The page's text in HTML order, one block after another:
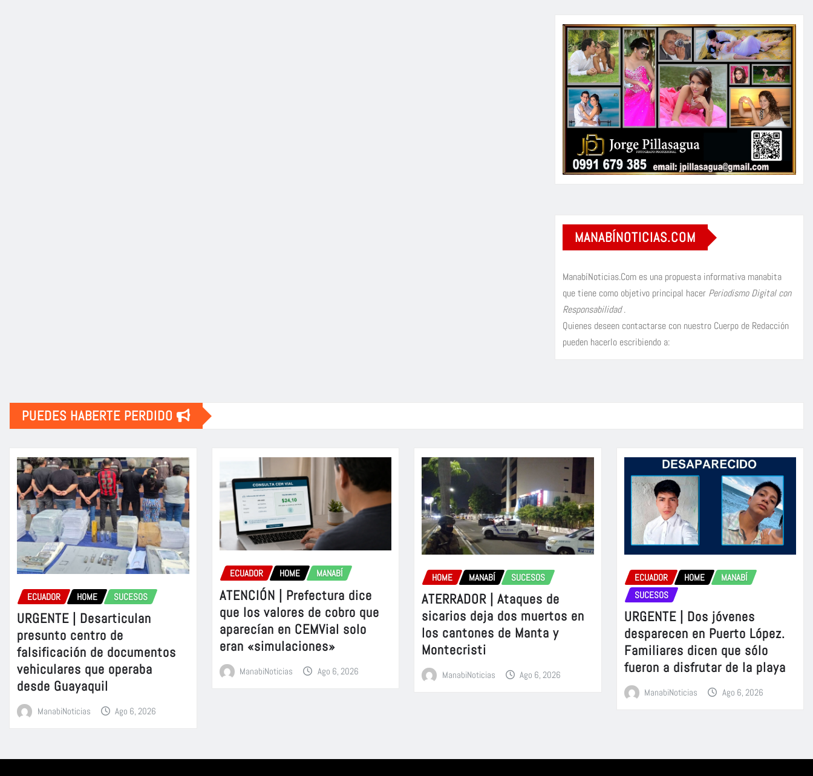
MANABÍNOTICIAS.COM
ManabíNoticias.Com es una propuesta informativa manabita
que tiene como objetivo principal hacer Periodismo Digital con
Responsabilidad.
Quienes deseen contactarse con nuestro Cuerpo de Redacción
pueden hacerlo escribiendo a:
PUEDES HABERTE PERDIDO
ECUADOR HOME SUCESOS
URGENTE | Desarticulan
presunto centro de
falsificación de documentos
vehiculares que operaba
desde Guayaquil
ManabiNoticias Ago 6, 2026
ECUADOR HOME MANABÍ
ATENCIÓN | Prefectura dice
que los valores de cobro que
aparecían en CEMVial solo
eran «simulaciones»
ManabiNoticias Ago 6, 2026
HOME MANABÍ SUCESOS
ATERRADOR | Ataques de
sicarios deja dos muertos en
los cantones de Manta y
Montecristi
ManabiNoticias Ago 6, 2026
ECUADOR HOME
MANABÍ
SUCESOS
URGENTE | Dos jóvenes
desparecen en Puerto López.
Familiares dicen que sólo
fueron a disfrutar de la playa
ManabiNoticias Ago 6, 2026